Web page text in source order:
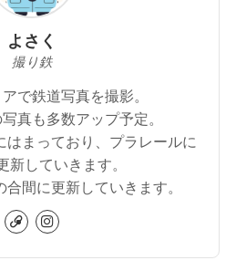
よさく
撮り鉄
で鉄道写真を撮影。
真も多数アップ予定。
はまっており、プラレールに
新していきます。
間に更新していきます。